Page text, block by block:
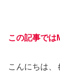
この記事では
こんにちは、